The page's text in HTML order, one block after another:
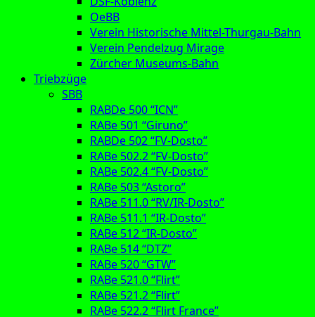
OeBB
Verein Historische Mittel-Thurgau-Bahn
Verein Pendelzug Mirage
Zürcher Museums-Bahn
Triebzüge
SBB
RABDe 500 “ICN”
RABe 501 “Giruno”
RABDe 502 “FV-Dosto”
RABe 502.2 “FV-Dosto”
RABe 502.4 “FV-Dosto”
RABe 503 “Astoro”
RABe 511.0 “RV/IR-Dosto”
RABe 511.1 “IR-Dosto”
RABe 512 “IR-Dosto”
RABe 514 “DTZ”
RABe 520 “GTW”
RABe 521.0 “Flirt”
RABe 521.2 “Flirt”
RABe 522.2 “Flirt France”